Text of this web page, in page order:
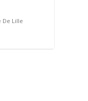
De Lille